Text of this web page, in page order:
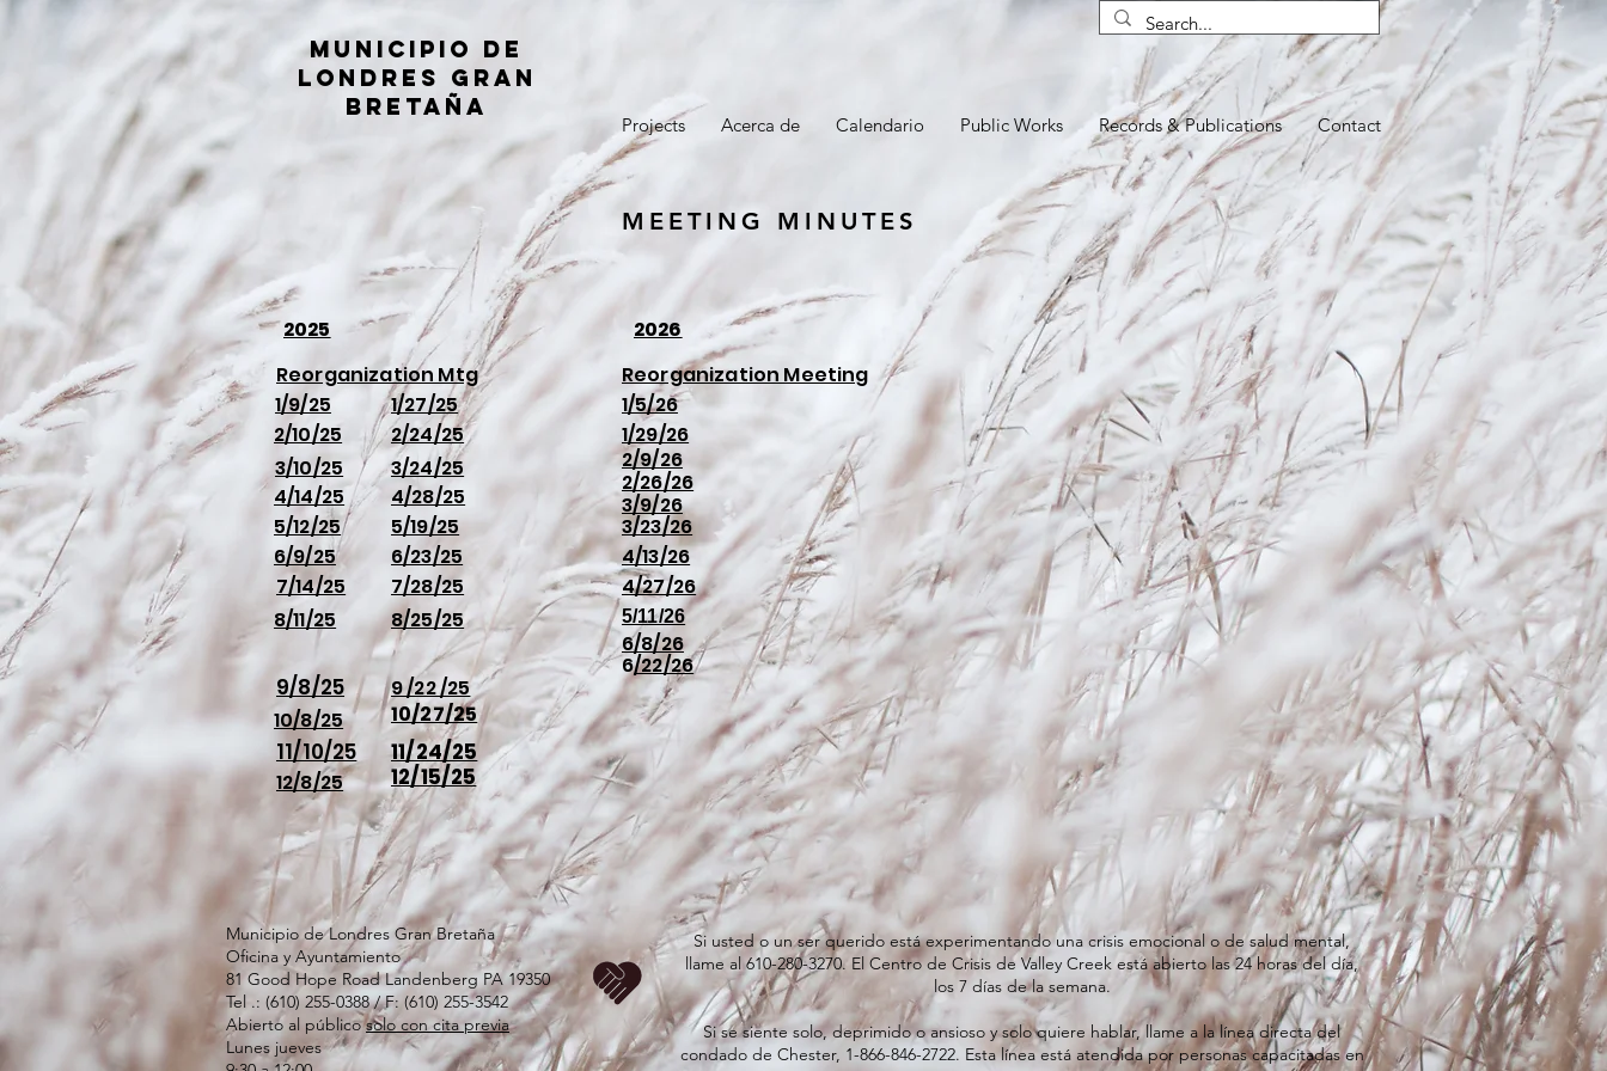
Municipio de
Londres Gran
Bretaña
Projects Acerca de Calendario Public Works Records & Publications Contact
MEETING MINUTES
2025
2026
Reorganization Mtg
Reorganization Meeting
1/9/25
1/27/25
1/5/26
2/10/25
3/10/25
2/24/25
3/24/25
1/29/26
2/9/26
4/14/25
4/28/25
2/26/26
5/12/25
5/19/25
3/9/26
3/23/26
6/9/25
6/23/25
4/13/26
7/14/25
7/28/25
4/27/26
8/11/25
8/25/25 5/11/26
6/8/26
9/8/25
9 /22 /25
10/8/25
10/27/25
6/22/26
11/10/25 11/24/25
12/8/25 12/15/25
Municipio de Londres Gran Bretaña
Oficina y Ayuntamiento
81 Good Hope Road Landenberg PA 19350
Tel .: (610) 255-0388 / F: (610) 255-3542
Abierto al públicosolo con cita previa
Lunes jueves
Si usted o un ser querido está experimentando una crisis emocional o de salud mental,
llame al 610-280-3270. El Centro de Crisis de Valley Creek está abierto las 24 horas del día,
los 7 días de la semana.
Si se siente solo, deprimido o ansioso y solo quiere hablar, llame a la línea directa del
condado de Chester, 1-866-846-2722. Esta línea está atendida por personas capacitadas en